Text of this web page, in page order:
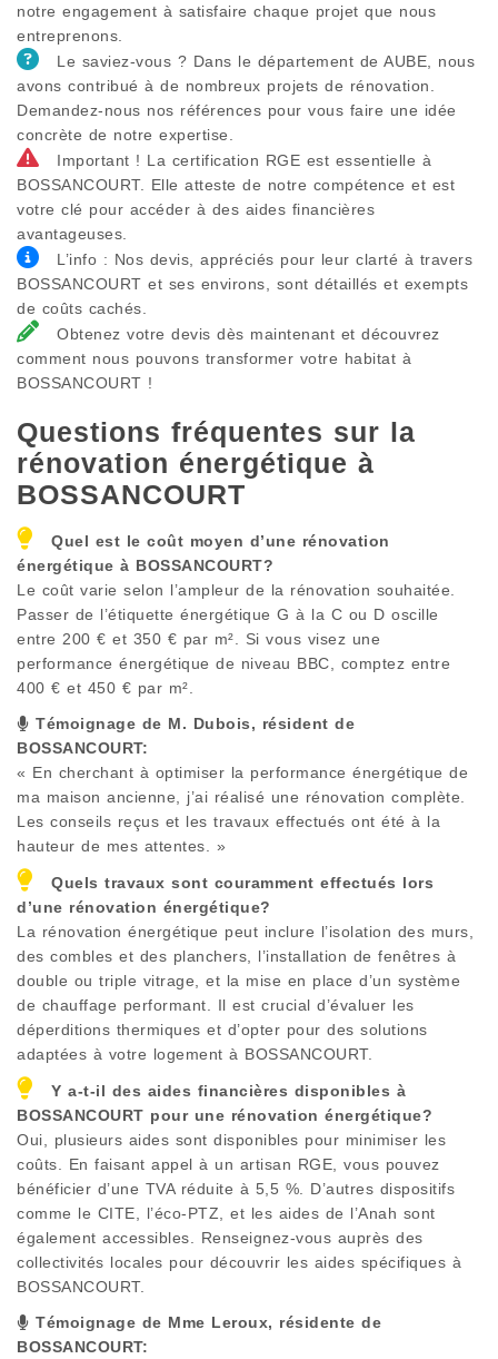
notre engagement à satisfaire chaque projet que nous
entreprenons.
Le saviez-vous ? Dans le département de AUBE, nous
avons contribué à de nombreux projets de rénovation.
Demandez-nous nos références pour vous faire une idée
concrète de notre expertise.
Important ! La certification RGE est essentielle à
BOSSANCOURT. Elle atteste de notre compétence et est
votre clé pour accéder à des aides financières
avantageuses.
L’info : Nos devis, appréciés pour leur clarté à travers
BOSSANCOURT et ses environs, sont détaillés et exempts
de coûts cachés.
Obtenez votre devis dès maintenant et découvrez
comment nous pouvons transformer votre habitat à
BOSSANCOURT !
Questions fréquentes sur la
rénovation énergétique à
BOSSANCOURT
Quel est le coût moyen d’une rénovation
énergétique à BOSSANCOURT?
Le coût varie selon l’ampleur de la rénovation souhaitée.
Passer de l’étiquette énergétique G à la C ou D oscille
entre 200 € et 350 € par m². Si vous visez une
performance énergétique de niveau BBC, comptez entre
400 € et 450 € par m².
Témoignage de M. Dubois, résident de
BOSSANCOURT:
« En cherchant à optimiser la performance énergétique de
ma maison ancienne, j’ai réalisé une rénovation complète.
Les conseils reçus et les travaux effectués ont été à la
hauteur de mes attentes. »
Quels travaux sont couramment effectués lors
d’une rénovation énergétique?
La rénovation énergétique peut inclure l’isolation des murs,
des combles et des planchers, l’installation de fenêtres à
double ou triple vitrage, et la mise en place d’un système
de chauffage performant. Il est crucial d’évaluer les
déperditions thermiques et d’opter pour des solutions
adaptées à votre logement à BOSSANCOURT.
Y a-t-il des aides financières disponibles à
BOSSANCOURT pour une rénovation énergétique?
Oui, plusieurs aides sont disponibles pour minimiser les
coûts. En faisant appel à un artisan RGE, vous pouvez
bénéficier d’une TVA réduite à 5,5 %. D’autres dispositifs
comme le CITE, l’éco-PTZ, et les aides de l’Anah sont
également accessibles. Renseignez-vous auprès des
collectivités locales pour découvrir les aides spécifiques à
BOSSANCOURT.
Témoignage de Mme Leroux, résidente de
BOSSANCOURT: